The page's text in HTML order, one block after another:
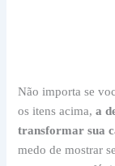
Não importa se
os itens acima,a
transformar sua
medo de mostrar